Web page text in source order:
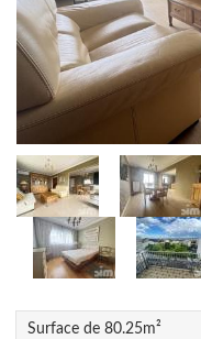
Surface de 80.25m²